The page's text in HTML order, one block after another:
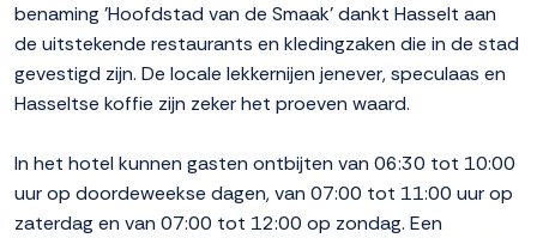
benaming 'Hoofdstad van de Smaak' dankt Hasselt aan
de uitstekende restaurants en kledingzaken die in de stad
gevestigd zijn. De locale lekkernijen jenever, speculaas en
Hasseltse koffie zijn zeker het proeven waard.
In het hotel kunnen gasten ontbijten van 06:30 tot 10:00
uur op doordeweekse dagen, van 07:00 tot 11:00 uur op
zaterdag en van 07:00 tot 12:00 op zondag. Een